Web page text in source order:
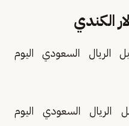
الكندي
الريال السعودي اليوم
الريال السعودي اليوم